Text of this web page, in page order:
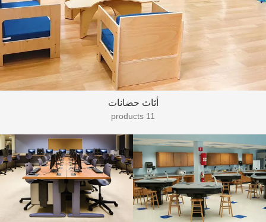
أثاث حضانات
11 products